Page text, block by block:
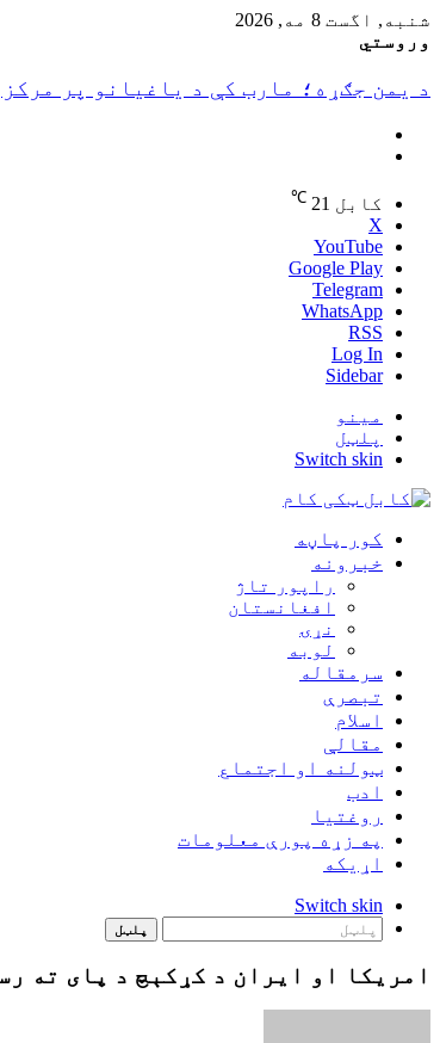
شنبه, اگست 8 مه, 2026
وروستي
د یمن جګړه؛ مارب کې د یاغیانو پر
کابل 21
℃
X
YouTube
Google Play
Telegram
WhatsApp
RSS
Log In
Sidebar
مینو
پلټل
Switch skin
کور پاڼه
خبرونه
راپور تاژ
افغانستان
نړۍ
لوبه
سرمقاله
تبصرې
اسلام
مقالې
ټولنه او اجتماع
ادب
روغتيا
په زړه پورې معلومات
اړيکه
Switch skin
پلټل
امریکا او ایران د کړکېچ د پای ته